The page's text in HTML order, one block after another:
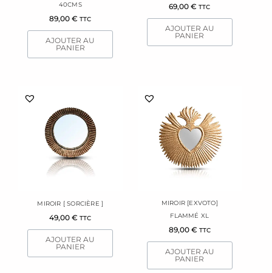
40CMS
89,00€ TTC
AJOUTER AU
PANIER
69,00€ TTC
AJOUTER AU
PANIER
MIROIR [ SORCIÈRE ]
49,00€ TTC
AJOUTER AU
PANIER
MIROIR [EXVOTO]
FLAMMÉ XL
89,00 € TTC
AJOUTER AU
PANIER